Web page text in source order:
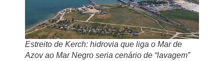
Estreito de Kerch: hidrovia que liga o Mar de
Azov ao Mar Negro seria cenário de “lavagem”